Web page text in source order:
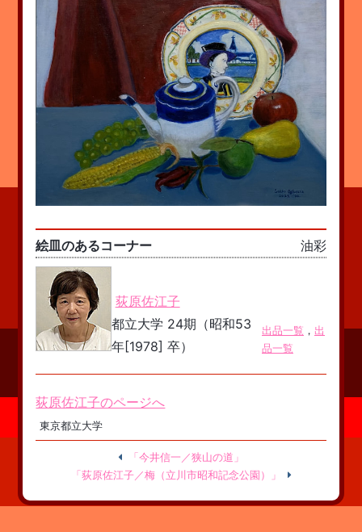
絵皿のあるコーナー 油彩
荻原佐江子
都立大学 24期（昭和53
年[1978] 卒）
出品一覧 ， 出
品一覧
荻原佐江子のページへ
東京都立大学
「今井信一／狭山の道」
「荻原佐江子／梅（立川市昭和記念公園）」